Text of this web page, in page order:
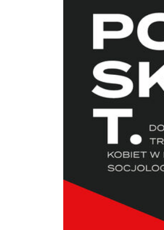
socjologiem, od 1992 r. pracuje w Centrum
Uniwersytetu Warszawskiego (EUROREG),
stratyfikacji społecznej, socjologii